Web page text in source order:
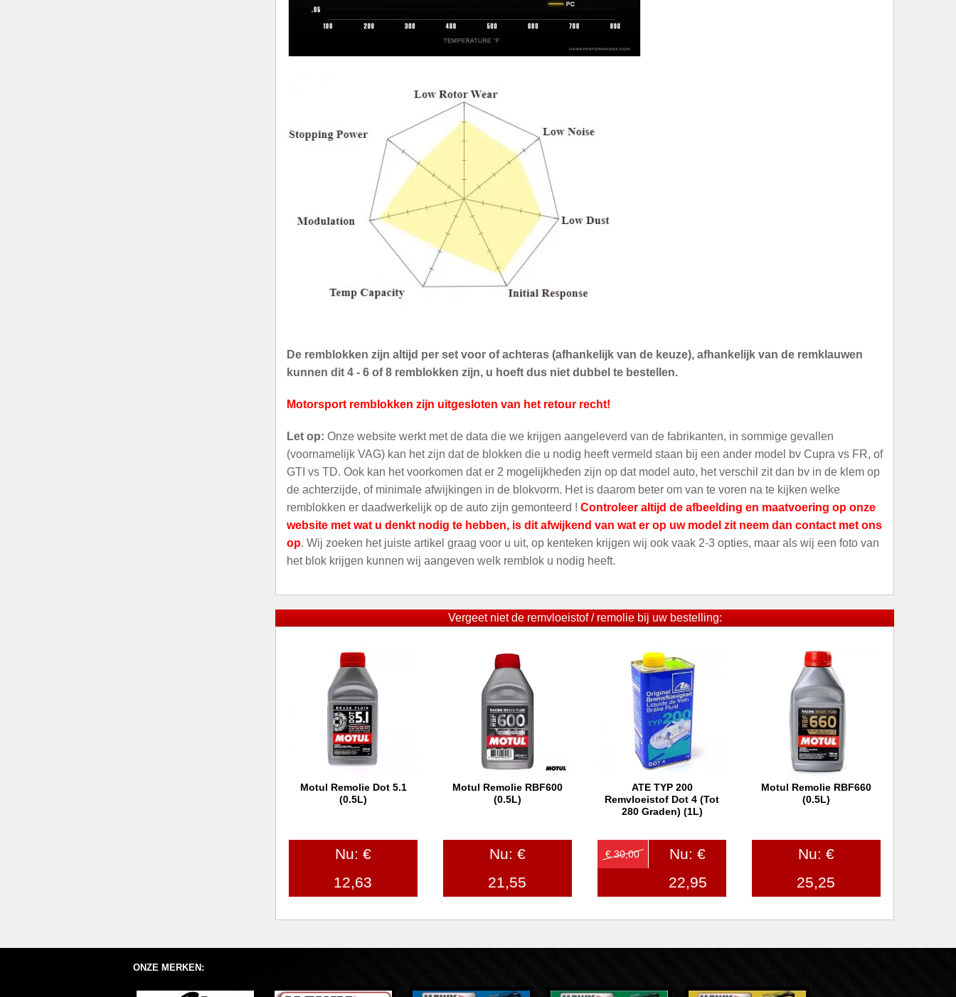
De remblokken zijn altijd per set voor of achteras (afhankelijk van de keuze), afhankelijk van de remklauwen
kunnen dit 4 - 6 of 8 remblokken zijn, u hoeft dus niet dubbel te bestellen.
Motorsport remblokken zijn uitgesloten van het retour recht!
Let op: Onze website werkt met de data die we krijgen aangeleverd van de fabrikanten, in sommige gevallen
(voornamelijk VAG) kan het zijn dat de blokken die u nodig heeft vermeld staan bij een ander model bv Cupra vs FR, of
GTI vs TD. Ook kan het voorkomen dat er 2 mogelijkheden zijn op dat model auto, het verschil zit dan bv in de klem op
de achterzijde, of minimale afwijkingen in de blokvorm. Het is daarom beter om van te voren na te kijken welke
remblokken er daadwerkelijk op de auto zijn gemonteerd ! Controleer altijd de afbeelding en maatvoering op onze
website met wat u denkt nodig te hebben, is dit afwijkend van wat er op uw model zit neem dan contact met ons
op. Wij zoeken het juiste artikel graag voor u uit, op kenteken krijgen wij ook vaak 2-3 opties, maar als wij een foto van
het blok krijgen kunnen wij aangeven welk remblok u nodig heeft.
Vergeet niet de remvloeistof / remolie bij uw bestelling:
In winkelwagen
Motul Remolie Dot 5.1
(0.5L)
Nu: €
12,63
In winkelwagen
Motul Remolie RBF600
(0.5L)
Nu: €
21,55
In winkelwagen
ATE TYP 200
Remvloeistof Dot 4 (tot
280 Graden) (1L)
€ 30,00
Nu: €
22,95
In winkelwagen
Motul Remolie RBF660
(0.5L)
Nu: €
25,25
ONZE MERKEN: